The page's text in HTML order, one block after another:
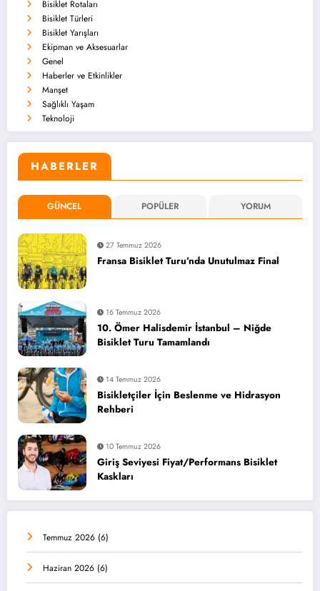
Bisiklet Rotaları
Bisiklet Türleri
Bisiklet Yarışları
Ekipman ve Aksesuarlar
Genel
Haberler ve Etkinlikler
Manşet
Sağlıklı Yaşam
Teknoloji
HABERLER
GÜNCEL POPÜLER YORUM
27 Temmuz 2026
Fransa Bisiklet Turu’nda Unutulmaz Final
16 Temmuz 2026
10. Ömer Halisdemir İstanbul – Niğde
Bisiklet Turu Tamamlandı
14 Temmuz 2026
Bisikletçiler İçin Beslenme ve Hidrasyon
Rehberi
10 Temmuz 2026
Giriş Seviyesi Fiyat/Performans Bisiklet
Kaskları
Temmuz 2026 (6)
Haziran 2026 (6)